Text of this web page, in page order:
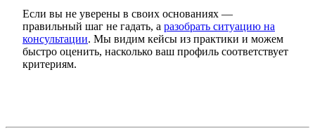
Если вы не уверены в своих основаниях —
правильный шаг не гадать, а разобрать ситуацию на
консультации. Мы видим кейсы из практики и можем
быстро оценить, насколько ваш профиль соответствует
критериям.